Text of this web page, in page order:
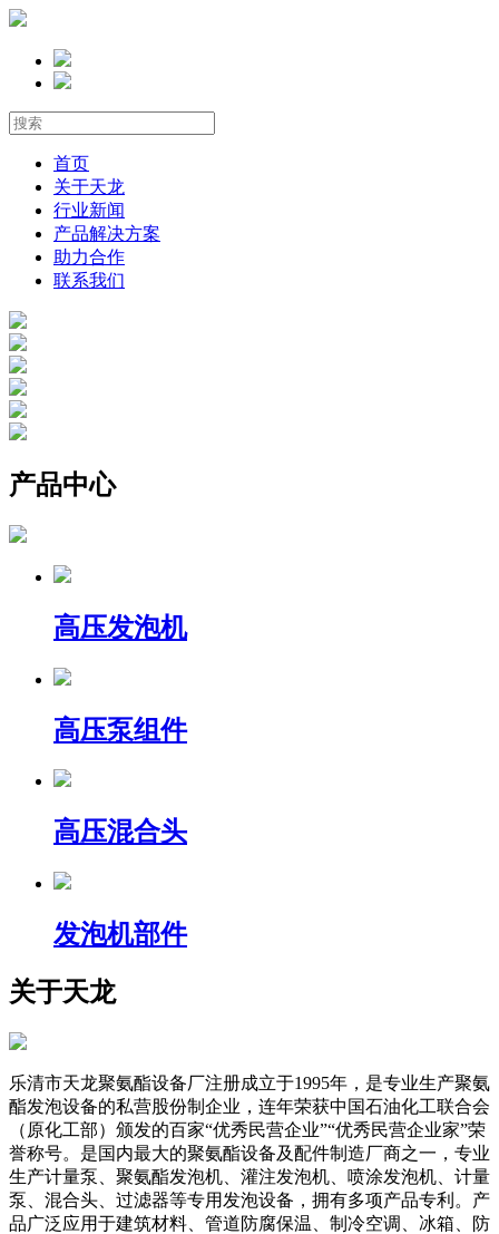
首页
关于天龙
行业新闻
产品解决方案
助力合作
联系我们
产品中心
高压发泡机
高压泵组件
高压混合头
发泡机部件
关于天龙
乐清市天龙聚氨酯设备厂注册成立于1995年，是专业生产聚氨
酯发泡设备的私营股份制企业，连年荣获中国石油化工联合会
（原化工部）颁发的百家“优秀民营企业”“优秀民营企业家”荣
誉称号。是国内最大的聚氨酯设备及配件制造厂商之一，专业
生产计量泵、聚氨酯发泡机、灌注发泡机、喷涂发泡机、计量
泵、混合头、过滤器等专用发泡设备，拥有多项产品专利。产
品广泛应用于建筑材料、管道防腐保温、制冷空调、冰箱、防